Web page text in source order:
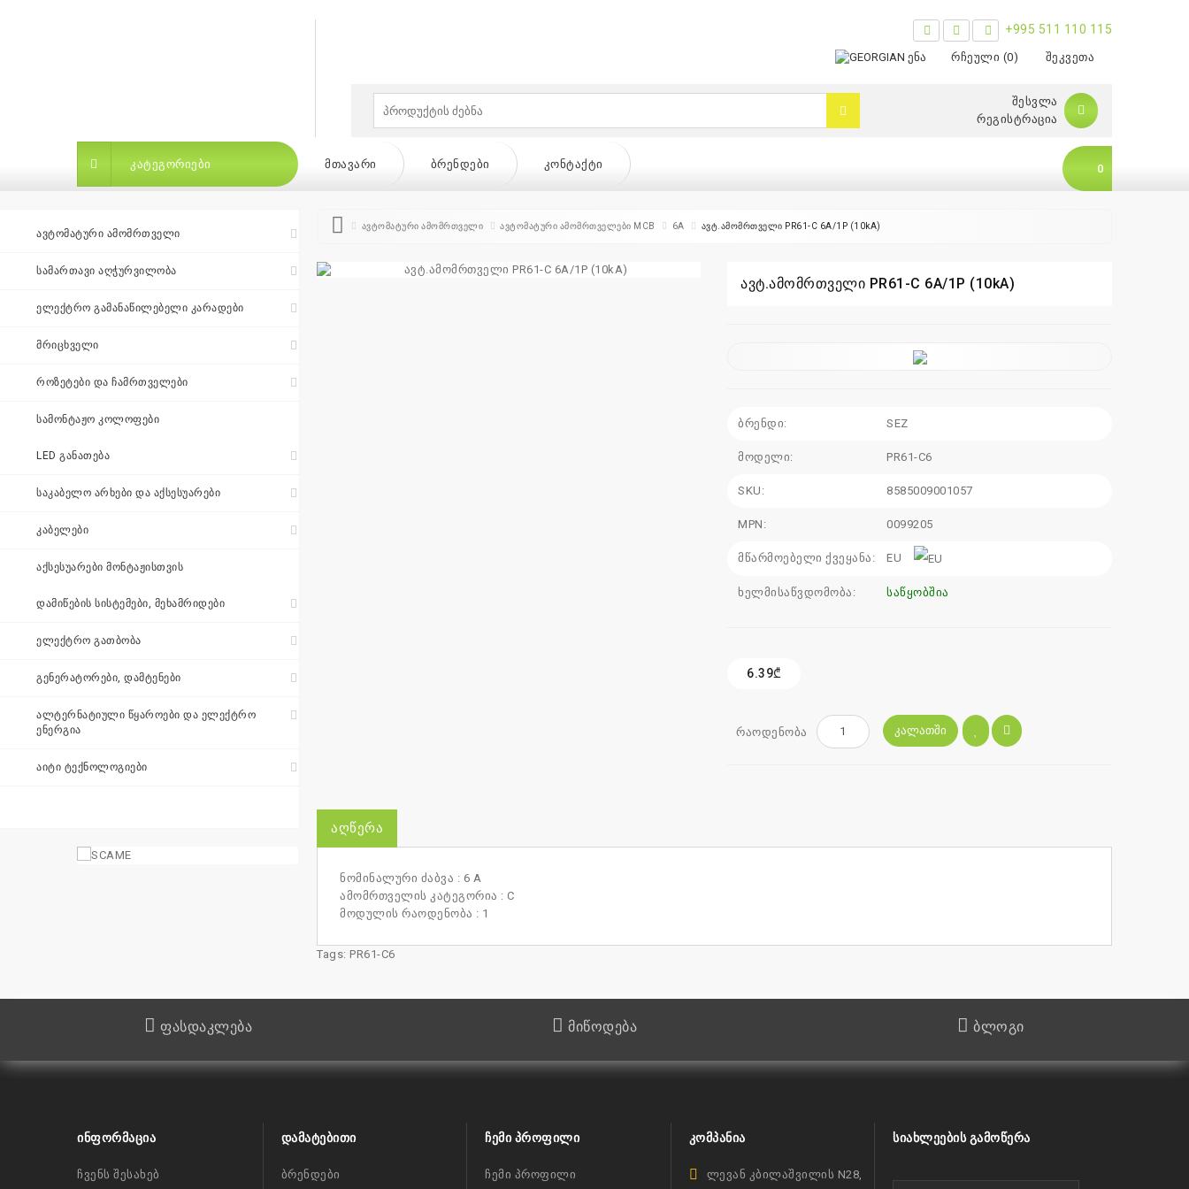
ᲙᲐᲢᲔᲒᲝᲠᲘᲔᲑᲘ ᲛᲗᲐᲕᲐᲠᲘ
თვის
+995 511 110
+995 511 110 115
ᲔᲜᲐ ᲠᲩᲔᲣᲚᲘ (0) ᲨᲔᲙᲕᲔᲗᲐ
ᲨᲔᲡᲕᲚᲐ
ᲠᲔᲒᲘᲡᲢᲠᲐᲪᲘᲐ
ᲙᲐᲢᲔᲒᲝᲠᲘᲔᲑᲘ ᲛᲗᲐᲕᲐᲠᲘ ᲑᲠᲔᲜᲓᲔᲑᲘ ᲙᲝᲜᲢᲐᲥᲢᲘ 0
ᲐᲕᲢᲝᲛᲐᲢᲣᲠᲘ ᲐᲛᲝᲛᲠᲗᲕᲔᲚᲘ
ᲡᲐᲛᲐᲠᲗᲐᲕᲘ ᲐᲦᲭᲣᲠᲕᲘᲚᲝᲑᲐ
ᲔᲚᲔᲥᲢᲠᲝ ᲒᲐᲛᲐᲜᲐᲬᲘᲚᲔᲑᲔᲚᲘ ᲙᲐᲠᲐᲓᲔᲑᲘ
ᲛᲠᲘᲪᲮᲕᲔᲚᲘ
ᲠᲝᲖᲔᲢᲔᲑᲘ ᲓᲐ ᲩᲐᲛᲠᲗᲕᲔᲚᲔᲑᲘ
ᲡᲐᲛᲝᲜᲢᲐᲟᲝ ᲙᲝᲚᲝᲤᲔᲑᲘ
LED ᲒᲐᲜᲐᲗᲔᲑᲐ
ᲡᲐᲙᲐᲑᲔᲚᲝ ᲐᲠᲮᲔᲑᲘ ᲓᲐ ᲐᲥᲡᲔᲡᲣᲐᲠᲔᲑᲘ
ᲙᲐᲑᲔᲚᲔᲑᲘ
ᲐᲥᲡᲔᲡᲣᲐᲠᲔᲑᲘ ᲛᲝᲜᲢᲐᲟᲘᲡᲗᲕᲘᲡ
ᲓᲐᲛᲘᲬᲔᲑᲘᲡ ᲡᲘᲡᲢᲔᲛᲔᲑᲘ, ᲛᲔᲮᲐᲛᲠᲘᲓᲔᲑᲘ
ᲔᲚᲔᲥᲢᲠᲝ ᲒᲐᲗᲑᲝᲑᲐ
ᲒᲔᲜᲔᲠᲐᲢᲝᲠᲔᲑᲘ, ᲓᲐᲛᲢᲔᲜᲔᲑᲘ
ᲐᲚᲢᲔᲠᲜᲐᲢᲘᲣᲚᲘ ᲬᲧᲐᲠᲝᲔᲑᲘ ᲓᲐ ᲔᲚᲔᲥᲢᲠᲝ
ᲔᲜᲔᲠᲒᲘᲐ
ᲐᲘᲢᲘ ᲢᲔᲥᲜᲝᲚᲝᲒᲘᲔᲑᲘ
ავტომატური ამომრთველი ავტომატური ამომრთველები MCB 6A ავტ.ამომრთველი PR61-C 6A/1P (10kA)
ავტ.ამომრთველი PR61-C 6A/1P (10kA)
ბრენდი: SEZ
მოდელი: PR61-C6
SKU: 8585009001057
MPN: 0099205
მწარმოებელი ქვეყანა: EU
ხელმისაწვდომობა: საწყობშია
6.39₾
რაოდენობა ᲙᲐᲚᲐᲗᲨᲘ
ᲐᲦᲬᲔᲠᲐ
ნომინალური ძაბვა : 6 A
ამომრთველის კატეგორია : C
მოდულის რაოდენობა : 1
Tags: PR61-C6
ფასდაკლება მიწოდება ბლოგი
ᲘᲜᲤᲝᲠᲛᲐᲪᲘᲐ
ჩვენს შესახებ
ᲓᲐᲛᲐᲢᲔᲑᲘᲗᲘ
ბრენდები
ᲩᲔᲛᲘ ᲞᲠᲝᲤᲘᲚᲘ
ჩემი პროფილი
ᲙᲝᲛᲞᲐᲜᲘᲐ
ლევან კბილაშვილის N28,
ᲡᲘᲐᲮᲚᲔᲔᲑᲘᲡ ᲒᲐᲛᲝᲬᲔᲠᲐ